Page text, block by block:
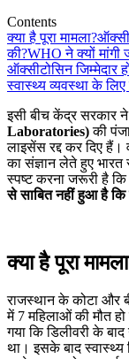
Contents
क्या है पूरा मामला?
की?WHO ने क्यों मांगी
ऑक्सीटोसिन जिम्मेदार
स्वास्थ्य व्यवस्था के
इसी बीच केंद्र सरकार
Laboratories)की
लाइसेंस रद्द कर दिए हैं।
का संज्ञान लेते हुए भारत
स्पष्ट करना जरूरी है कि
से साबित नहीं हुआ है कि
क्या है पूरा
राजस्थान के कोटा और
में 7 महिलाओं की मौत हो
गया कि डिलीवरी के
था। इसके बाद स्वास्थ्य